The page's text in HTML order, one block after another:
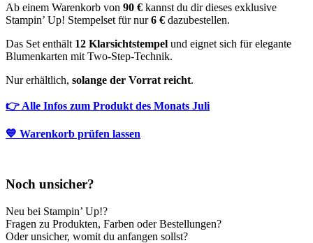
Ab einem Warenkorb von 90 € kannst du dir dieses exklusive
Stampin’ Up! Stempelset für nur6 € dazubestellen.
Das Set enthält 12 Klarsichtstempel und eignet sich für elegante
Blumenkarten mit Two-Step-Technik.
Nur erhältlich, solange der Vorrat reicht.
👉 Alle Infos zum Produkt des Monats Juli
💙 Warenkorb prüfen lassen
Noch unsicher?
Neu bei Stampin’ Up!?
Fragen zu Produkten, Farben oder Bestellungen?
Oder unsicher, womit du anfangen sollst?